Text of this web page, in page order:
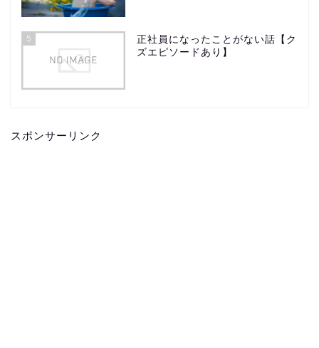
5
正社員になったことがない話【ク
ズエピソードあり】
スポンサーリンク